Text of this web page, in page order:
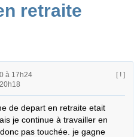
retraite
à 17h24
[ ! ]
de depart en retraite etait
je continue à travailler en
pas touchée. je gagne